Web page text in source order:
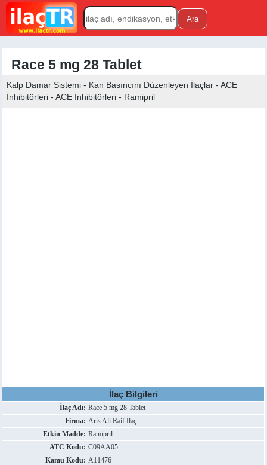
Race 5 mg 28 Tablet
Kalp Damar Sistemi - Kan Basıncını Düzenleyen İlaçlar - ACE
İnhibitörleri - ACE İnhibitörleri - Ramipril
İlaç Bilgileri
İlaç Adı: Race 5 mg 28 Tablet
Firma: Aris Ali Raif İlaç
Etkin Madde: Ramipril
ATC Kodu: C09AA05
Kamu Kodu: A11476